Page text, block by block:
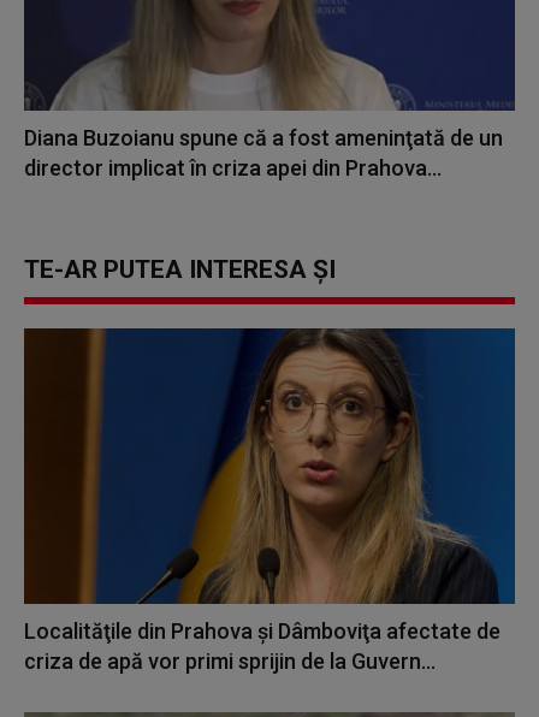
Diana Buzoianu spune că a fost ameninţată de un
director implicat în criza apei din Prahova...
TE-AR PUTEA INTERESA ȘI
Localităţile din Prahova şi Dâmboviţa afectate de
criza de apă vor primi sprijin de la Guvern...